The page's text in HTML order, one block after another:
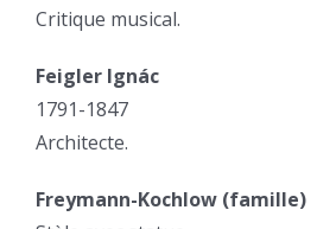
Critique musical.
Feigler Ignác
1791-1847
Architecte.
Freymann-Kochlow (famille)